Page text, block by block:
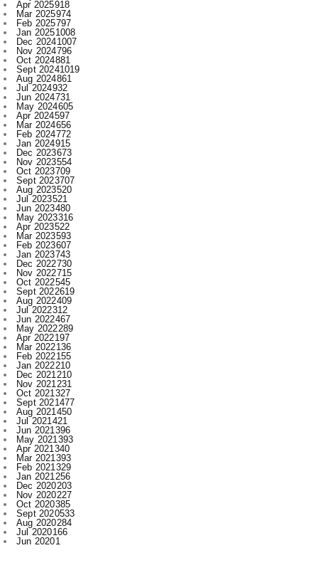
Nov 2024796
Oct 2024881
Sept 20241019
Aug 2024861
Jul 2024932
Jun 2024731
May 2024605
Apr 2024597
Mar 2024656
Feb 2024772
Jan 2024915
Dec 2023673
Nov 2023554
Oct 2023709
Sept 2023707
Aug 2023520
Jul 2023521
Jun 2023480
May 2023316
Apr 2023522
Mar 2023593
Feb 2023607
Jan 2023743
Dec 2022730
Nov 2022715
Oct 2022545
Sept 2022619
Aug 2022409
Jul 2022312
Jun 2022467
May 2022289
Apr 2022197
Mar 2022136
Feb 2022155
Jan 2022210
Dec 2021210
Nov 2021231
Oct 2021327
Sept 2021477
Aug 2021450
Jul 2021421
Jun 2021396
May 2021393
Apr 2021340
Mar 2021393
Feb 2021329
Jan 2021256
Dec 2020203
Nov 2020227
Oct 2020385
Sept 2020533
Aug 2020284
Jul 2020166
Jun 20201